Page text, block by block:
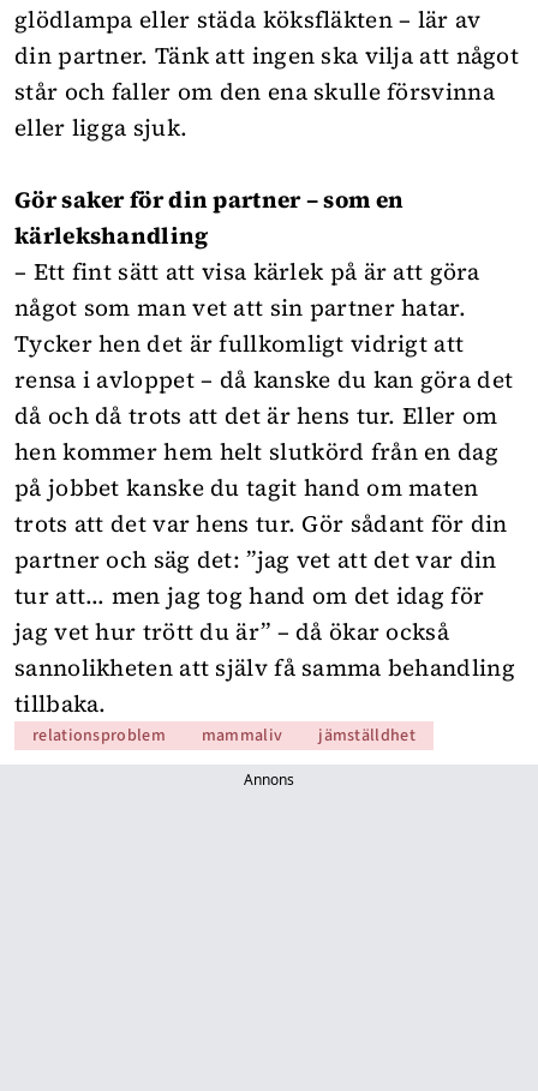
glödlampa eller städa köksfläkten – lär av
din partner. Tänk att ingen ska vilja att något
står och faller om den ena skulle försvinna
eller ligga sjuk.
Gör saker för din partner – som en
kärlekshandling
– Ett fint sätt att visa kärlek på är att göra
något som man vet att sin partner hatar.
Tycker hen det är fullkomligt vidrigt att
rensa i avloppet – då kanske du kan göra det
då och då trots att det är hens tur. Eller om
hen kommer hem helt slutkörd från en dag
på jobbet kanske du tagit hand om maten
trots att det var hens tur. Gör sådant för din
partner och säg det: ”jag vet att det var din
tur att… men jag tog hand om det idag för
jag vet hur trött du är” – då ökar också
sannolikheten att själv få samma behandling
tillbaka.
relationsproblem mammaliv jämställdhet
Annons